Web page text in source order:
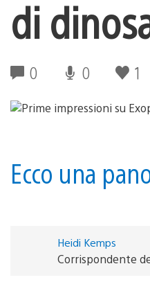
di
0 0 1
Ecco una
Heidi Kemps
Corrispondente